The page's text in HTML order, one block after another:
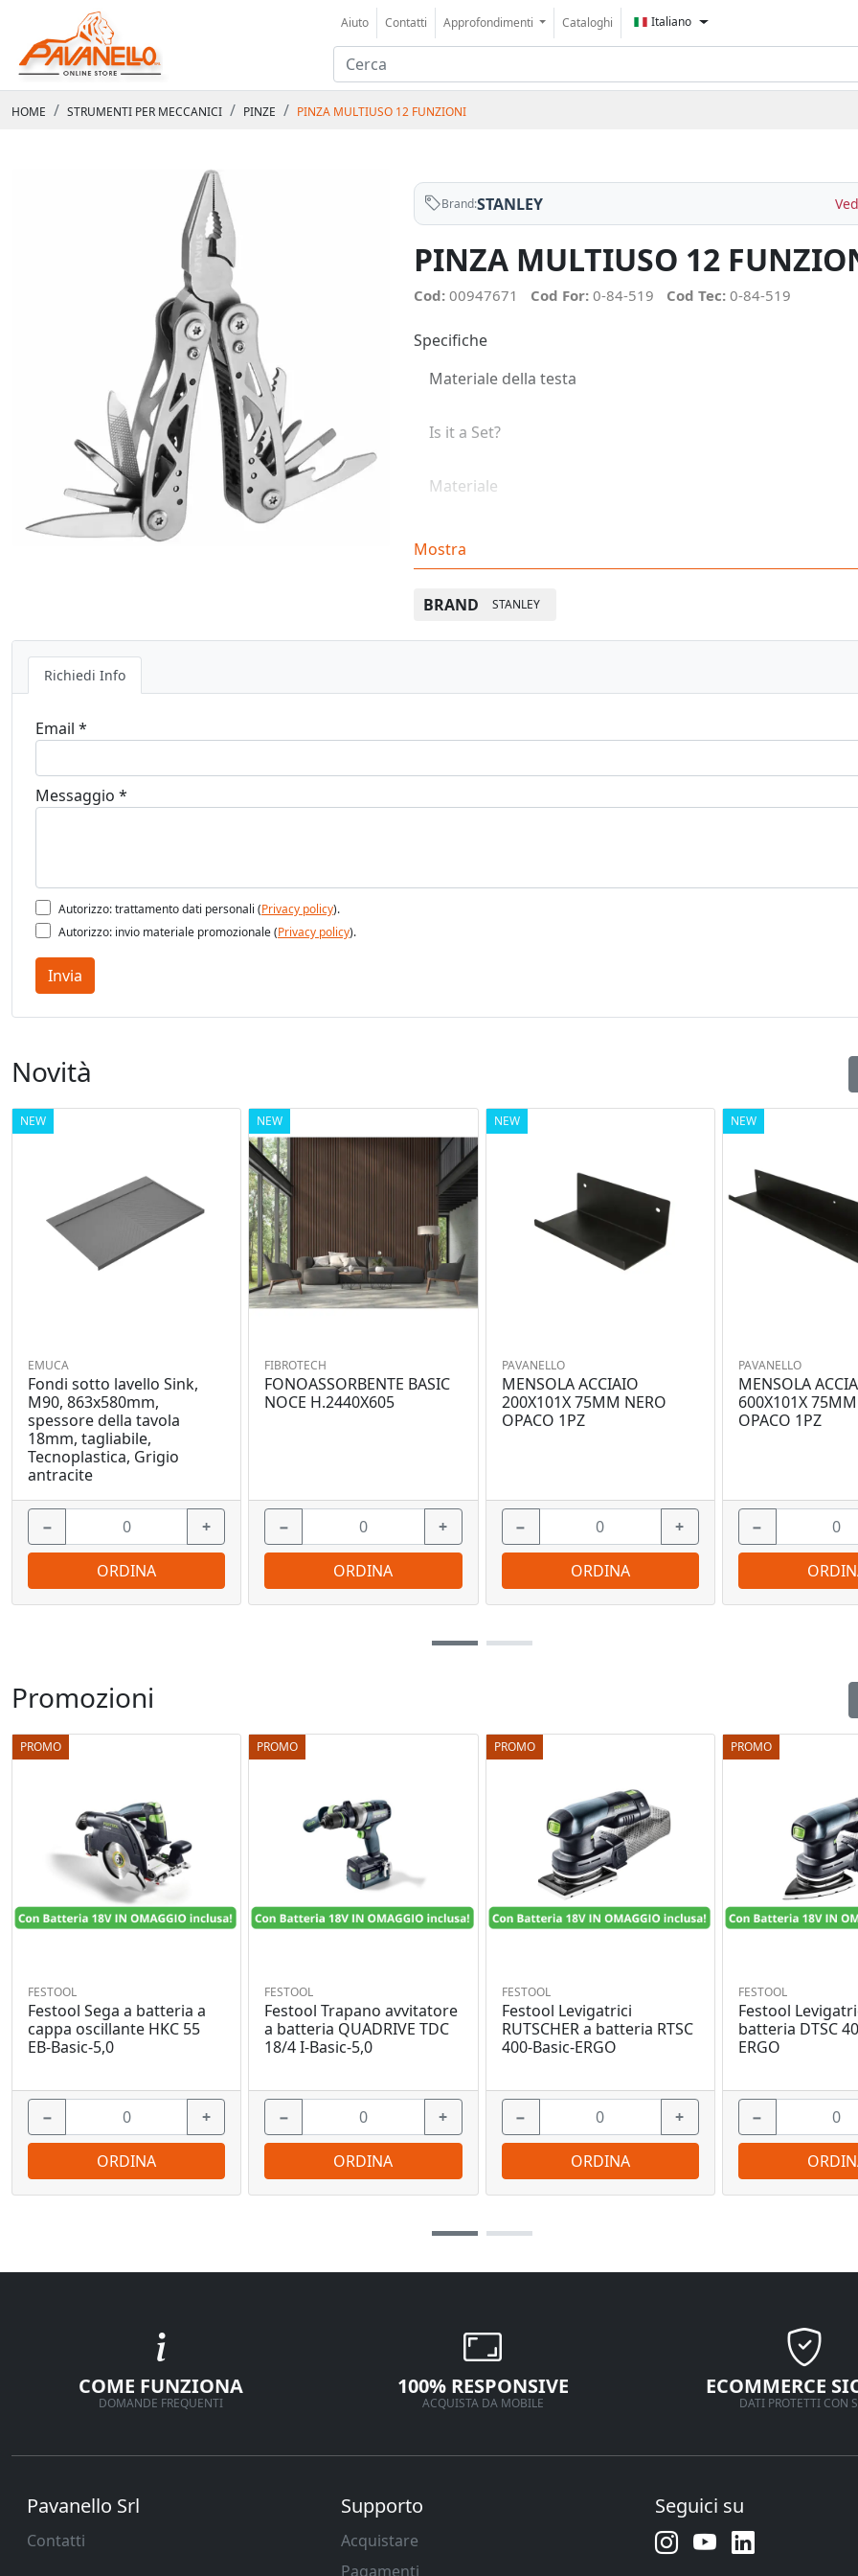
Aiuto Contatti Approfondimenti Cataloghi Italiano
HOME STRUMENTI PER MECCANICI PINZE PINZA MULTIUSO 12 FUNZIONI
Brand:STANLEY
PINZA MULTIUSO 12
Cod: 00947671 Cod For: 0-84-519 Cod Tec: 0-84-519
Specifiche
Materiale della testa
Is it a Set?
Materiale
Numero di pezzi
Lunghezza del prodotto [in]
Lunghezza del prodotto [mm]
Peso del prodotto
Mostra
BRAND STANLEY
Richiedi Info
Email *
Messaggio *
Autorizzo: trattamento dati personali (Privacy policy).
Autorizzo: invio materiale promozionale (Privacy policy).
Invia
Promozioni
PROMO
FESTOOL
Festool Sega a batteria a
cappa oscillante HKC 55
EB-Basic-5,0
− +
ORDINA
PROMO
FESTOOL
Festool Trapano avvitatore
a batteria QUADRIVE TDC
18/4 I-Basic-5,0
− +
ORDINA
PROMO
FESTOOL
Festool Levigatrici
RUTSCHER a batteria RTSC
400-Basic-ERGO
− +
ORDINA
PROMO
FESTOOL
Festool
batteria DTSC
ERGO
−
Novità
NEW
EMUCA
Fondi sotto lavello Sink,
M90, 863x580mm,
spessore della tavola
18mm, tagliabile,
Tecnoplastica, Grigio
antracite
− +
ORDINA
NEW
FIBROTECH
FONOASSORBENTE BASIC
NOCE H.2440X605
− +
ORDINA
NEW
PAVANELLO
MENSOLA ACCIAIO
200X101X 75MM NERO
OPACO 1PZ
− +
ORDINA
NEW
PAVANELLO
MENSOLA
600X101X
OPACO 1PZ
−
COME FUNZIONA
DOMANDE FREQUENTI
100% RESPONSIVE
ACQUISTA DA MOBILE
ECOMMERCE
DATI PROTETTI CON
Pavanello Srl
Contatti
Supporto
Acquistare
Pagamenti
Seguici su